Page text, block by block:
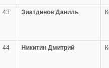
43 Зиатдинов Даниль
44 Никитин Дмитрий